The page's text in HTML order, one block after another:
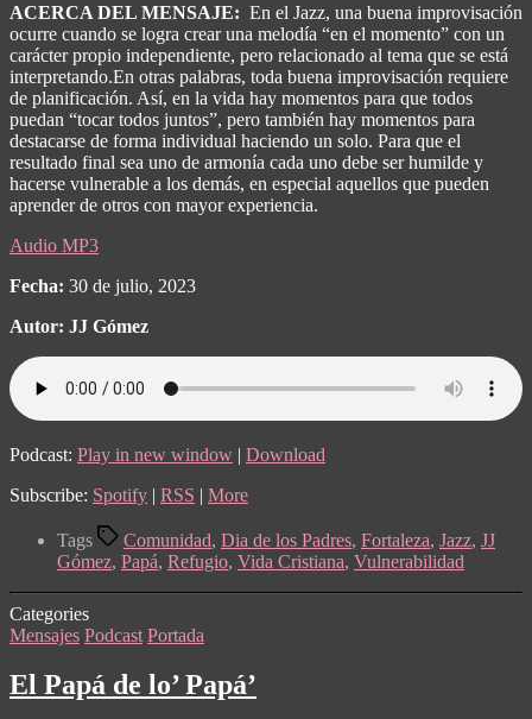
ACERCA DEL MENSAJE: En el Jazz, una buena improvisación
ocurre cuando se logra crear una melodía “en el momento” con un
carácter propio independiente, pero relacionado al tema que se está
interpretando.En otras palabras, toda buena improvisación requiere
de planificación. Así, en la vida hay momentos para que todos
puedan “tocar todos juntos”, pero también hay momentos para
destacarse de forma individual haciendo un solo. Para que el
resultado final sea uno de armonía cada uno debe ser humilde y
hacerse vulnerable a los demás, en especial aquellos que pueden
aprender de otros con mayor experiencia.
Audio MP3
Fecha: 30 de julio, 2023
Autor: JJ Gómez
Podcast: Play in new window | Download
Subscribe: Spotify | RSS | More
Tags Comunidad, Dia de los Padres, Fortaleza, Jazz, JJ
Gómez, Papá, Refugio, Vida Cristiana, Vulnerabilidad
Categories
Mensajes Podcast Portada
El Papá de lo’ Papá’